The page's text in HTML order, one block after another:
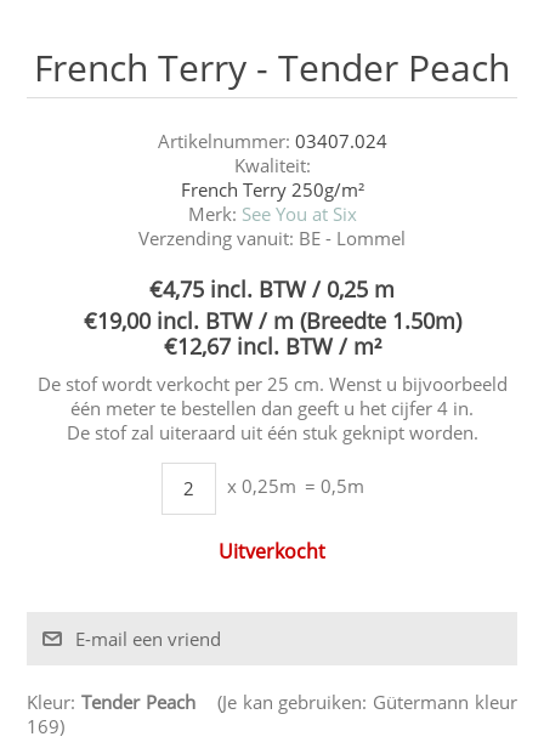
French Terry - Tender Peach
Artikelnummer: 03407.024
Kwaliteit:
French Terry 250g/m²
Merk: See You at Six
Verzending vanuit: BE - Lommel
€4,75 incl. BTW / 0,25 m
€19,00 incl. BTW / m (Breedte 1.50m)
€12,67 incl. BTW / m²
De stof wordt verkocht per 25 cm. Wenst u bijvoorbeeld
één meter te bestellen dan geeft u het cijfer 4 in.
De stof zal uiteraard uit één stuk geknipt worden.
x 0,25m = 0,5m
Uitverkocht
Kleur:Tender Peach(Je kan gebruiken: Gütermann kleur
169)